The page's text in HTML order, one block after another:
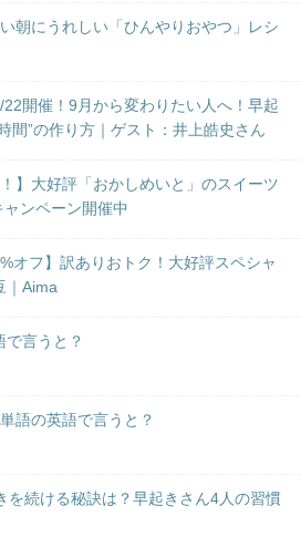
朝にうれしい「ひんやりおやつ」レシ
22開催！9月から変わりたい人へ！早起
間”の作り方｜ゲスト：井上皓史さん
！】大好評「おかしめいと」のスイーツ
ンペーン開催中
オフ】訳ありおトク！大好評スペシャ
｜Aima
で言うと？
語の英語で言うと？
を続ける秘訣は？早起きさん4人の習慣